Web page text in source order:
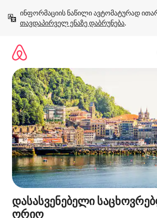
გადასვლა
თავდაპირველ ენაზე დაბრუნება.
დასასვენებელი
ორიო